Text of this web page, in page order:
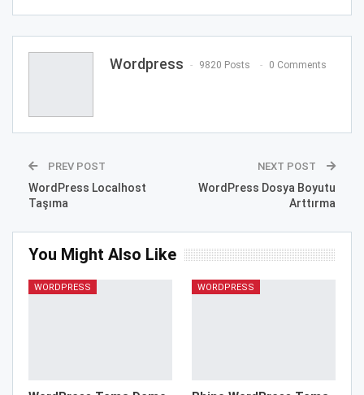
Wordpress 9820 Posts 0 Comments
PREV POST
WordPress Localhost
Taşıma
NEXT POST
WordPress Dosya Boyutu
Arttırma
You Might Also Like
WORDPRESS WORDPRESS